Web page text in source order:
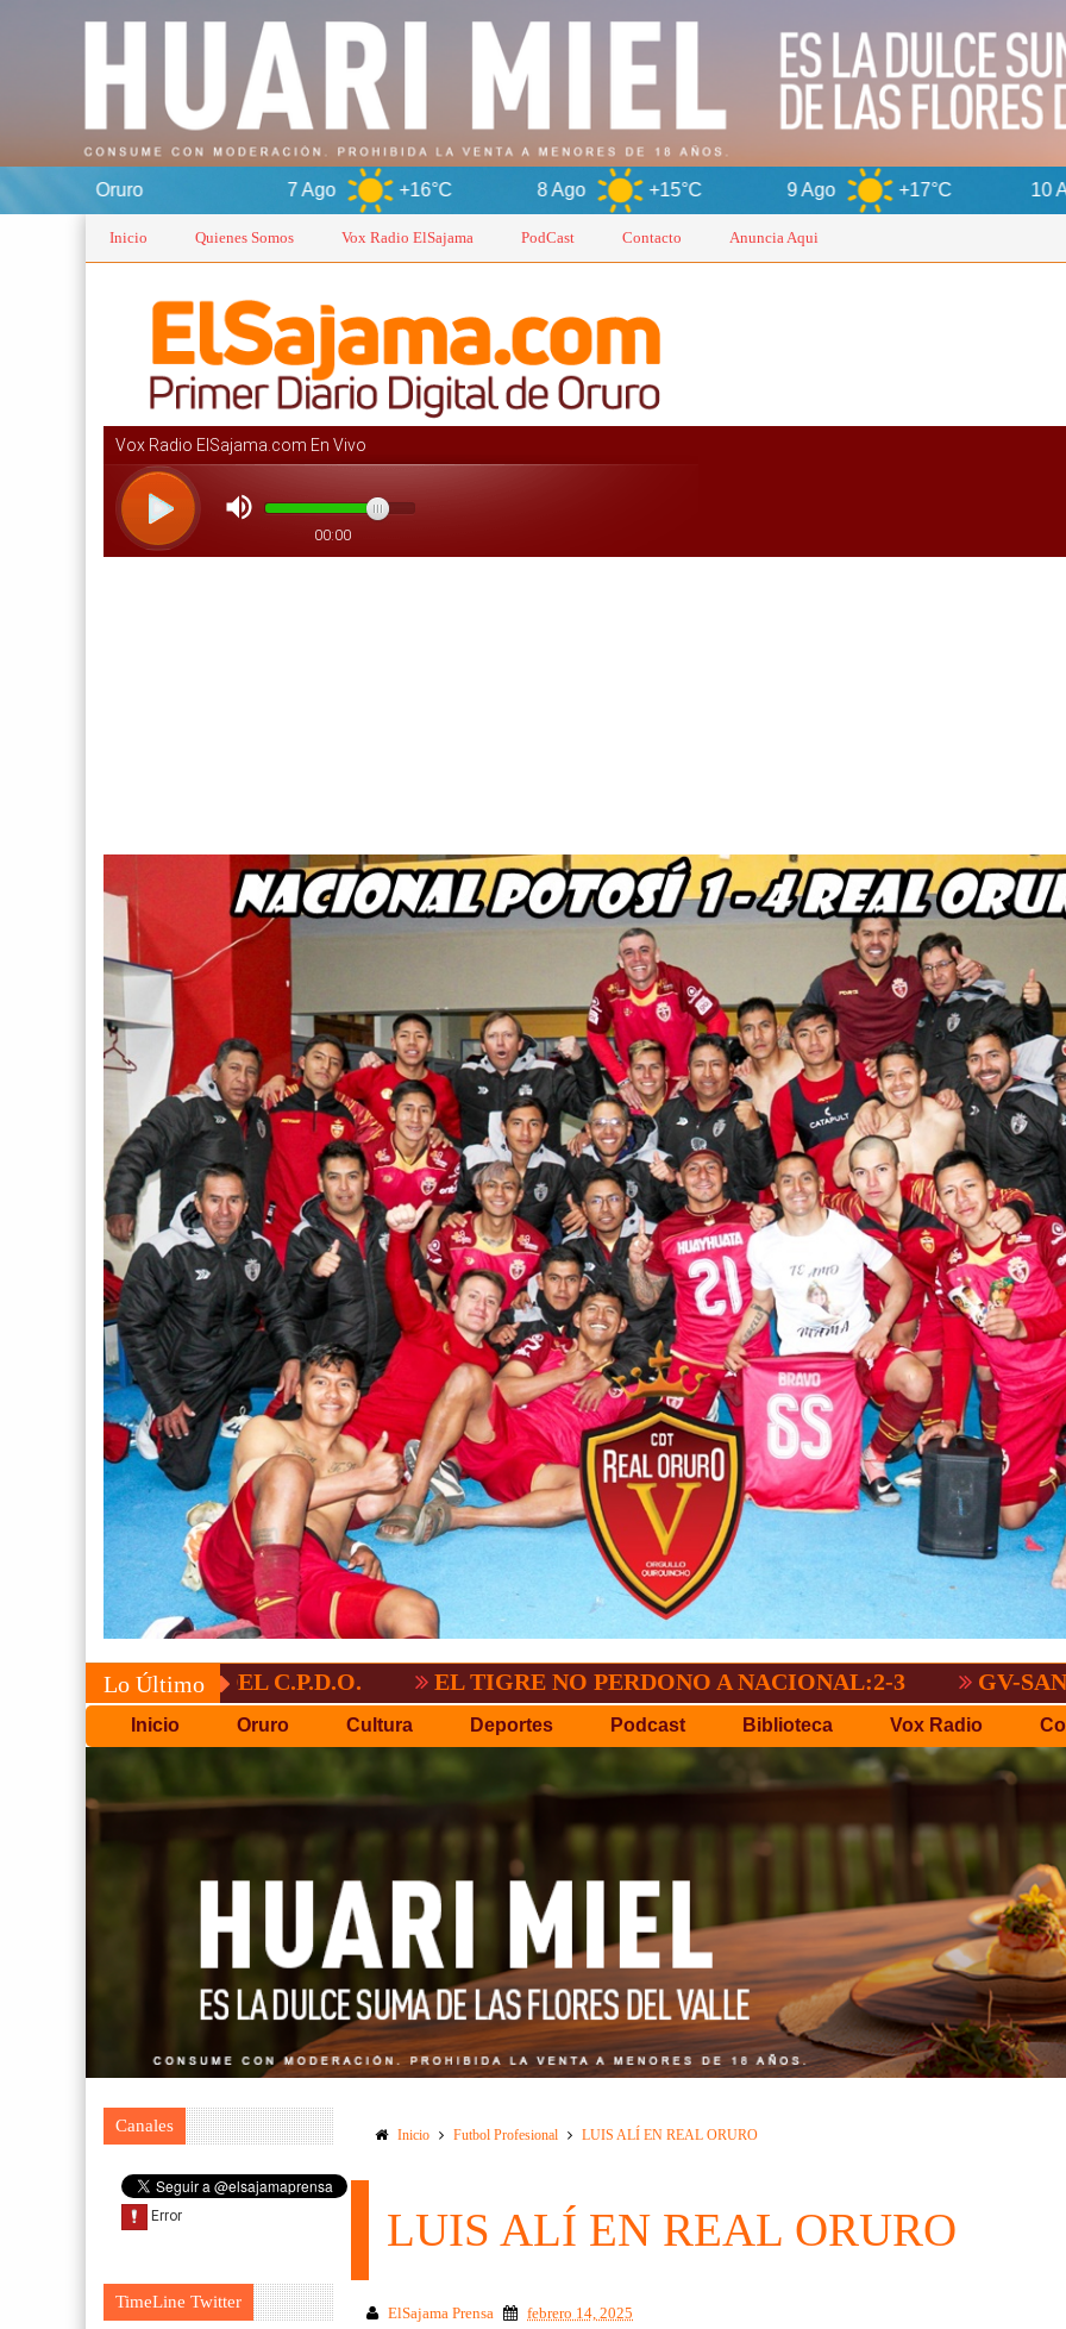
7 Ago 8 Ago 9 Ago 10 Ago +13°C
Inicio Quienes Somos Vox Radio ElSajama PodCast Contacto Anuncia Aqui
Lo Último
DEL C.P.D.O. EL TIGRE NO PERDONO A NACIONAL:2-3 GV-SAN JOSÉ, NO
Inicio Oruro Cultura Deportes Podcast Biblioteca Vox Radio
Canales
TimeLine Twitter
Inicio Futbol Profesional LUIS ALÍ EN REAL ORURO
LUIS ALÍ EN REAL ORURO
ElSajama Prensa febrero 14, 2025